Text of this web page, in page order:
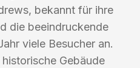
bekannt für ihre
die beeindruckende
viele Besucher an.
Gebäude